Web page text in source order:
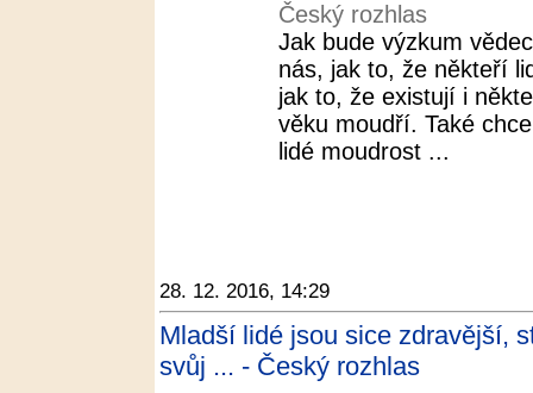
Český rozhlas
Jak bude výzkum
nás, jak to, že někteří
jak to, že existují i
věku moudří. Také
lidé moudrost ...
28. 12. 2016, 14:29
Mladší lidé jsou sice zdravější,
svůj ... - Český rozhlas